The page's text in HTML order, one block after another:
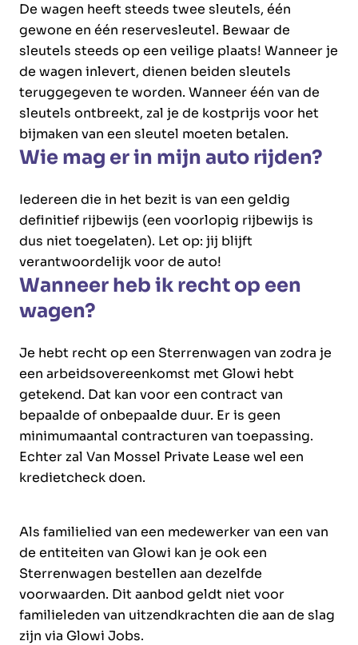
De wagen heeft steeds twee sleutels, één
gewone en één reservesleutel. Bewaar de
sleutels steeds op een veilige plaats! Wanneer je
de wagen inlevert, dienen beiden sleutels
teruggegeven te worden. Wanneer één van de
sleutels ontbreekt, zal je de kostprijs voor het
bijmaken van een sleutel moeten betalen.
Wie mag er in mijn auto rijden?
Iedereen die in het bezit is van een geldig
definitief rijbewijs (een voorlopig rijbewijs is
dus niet toegelaten). Let op: jij blijft
verantwoordelijk voor de auto!
Wanneer heb ik recht op een
wagen?
Je hebt recht op een Sterrenwagen van zodra je
een arbeidsovereenkomst met Glowi hebt
getekend. Dat kan voor een contract van
bepaalde of onbepaalde duur. Er is geen
minimumaantal contracturen van toepassing.
Echter zal Van Mossel Private Lease wel een
kredietcheck doen.
Als familielied van een medewerker van een van
de entiteiten van Glowi kan je ook een
Sterrenwagen bestellen aan dezelfde
voorwaarden. Dit aanbod geldt niet voor
familieleden van uitzendkrachten die aan de slag
zijn via Glowi Jobs.